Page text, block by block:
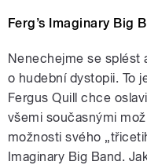
Ferg’s Imaginary Big
Nenechejme se splést
o hudební dystopii. To
Fergus Quill chce
všemi současnými
možnosti svého
Imaginary Big Band.